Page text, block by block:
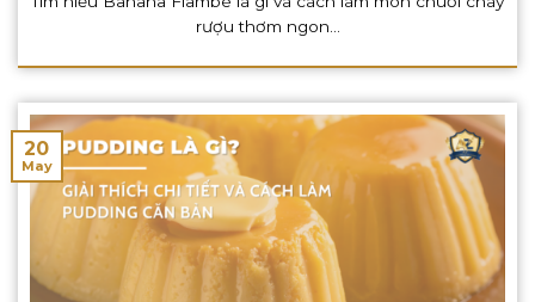
rượu thơm ngon...
20
May